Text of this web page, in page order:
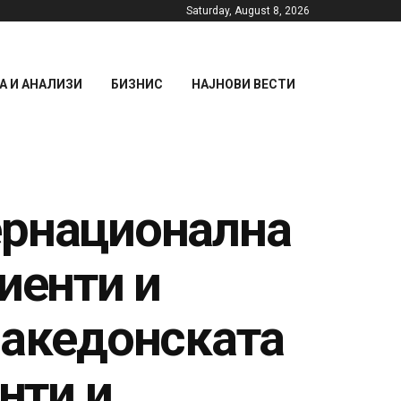
Saturday, August 8, 2026
И АНАЛИЗИ БИЗНИС НАЈНОВИ ВЕСТИ
и